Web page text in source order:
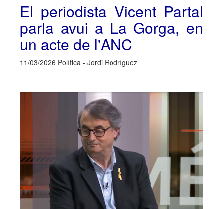
El periodista Vicent Partal
parla avui a La Gorga, en
un acte de l'ANC
11/03/2026 Política - Jordi Rodríguez